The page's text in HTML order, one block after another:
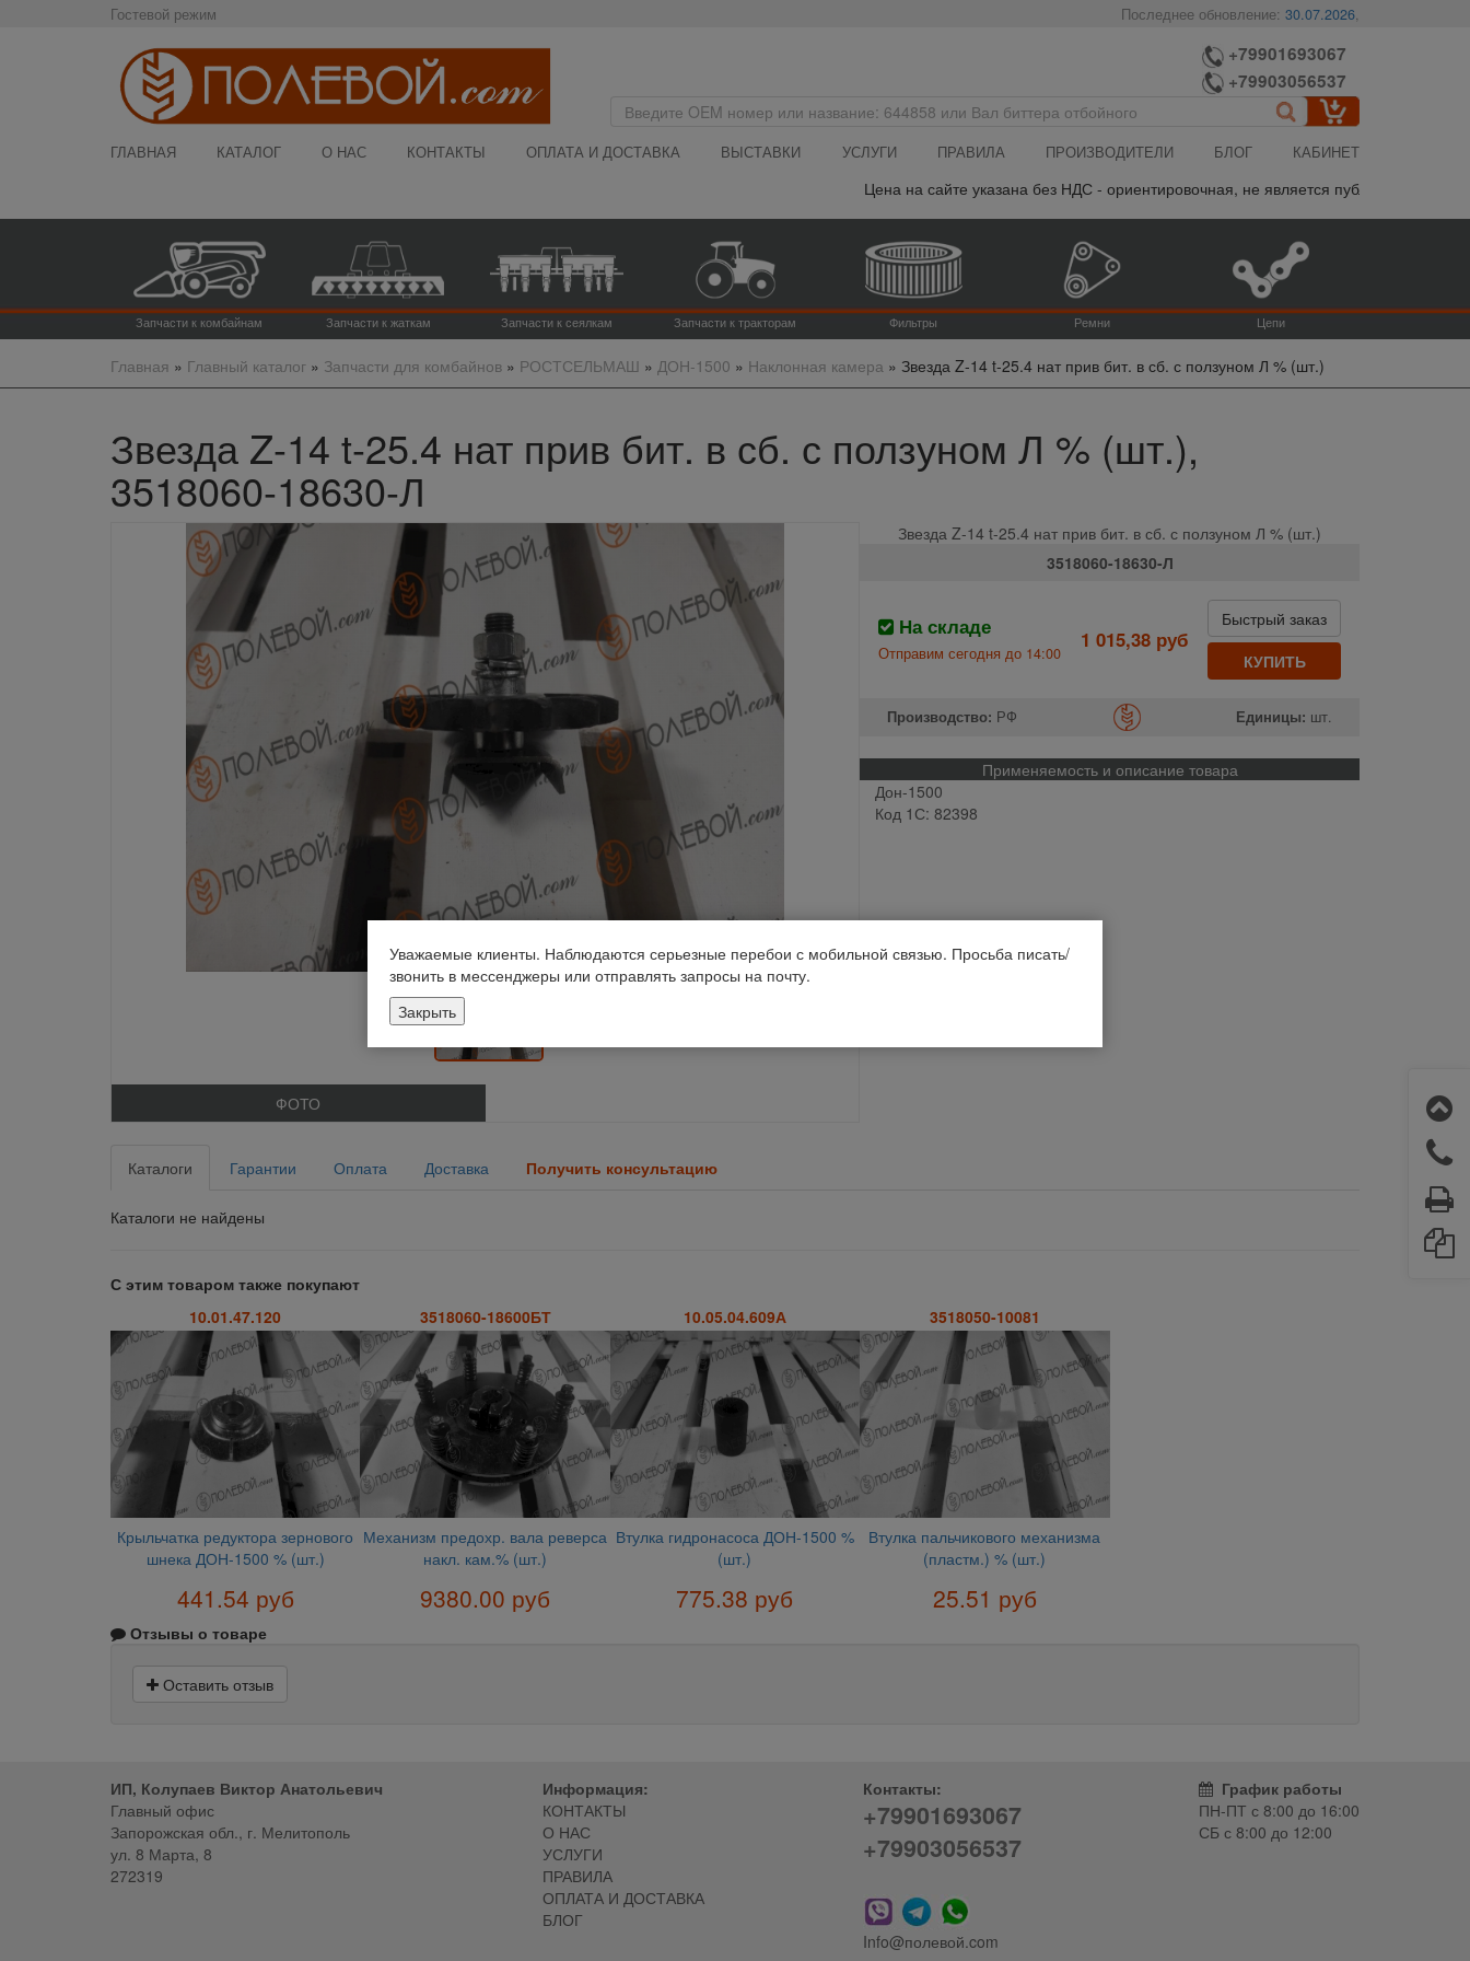
Гостевой режим Последнее обновление:30.07.2026,
+79901693067
+79903056537
ГЛАВНАЯ КАТАЛОГ О НАС КОНТАКТЫ ОПЛАТА И ДОСТАВКА ВЫСТАВКИ УСЛУГИ ПРАВИЛА ПРОИЗВОДИТЕЛИ БЛОГ КАБИНЕТ
Цена на сайте указана без НДС - ориентировочная, не является публичной офертой,
Запчасти к комбайнам Запчасти к жаткам Запчасти к сеялкам Запчасти к тракторам Фильтры Ремни Цепи
Главная » Главный каталог» Запчасти для комбайнов» РОСТСЕЛЬМАШ » ДОН-1500 » Наклонная камера» Звезда Z-14 t-25.4 нат прив бит. в сб. с ползуном Л % (шт.)
Звезда Z-14 t-25.4 нат прив бит. в сб. с ползуном Л % (шт.),
3518060-18630-Л
ФОТО
Звезда Z-14 t-25.4 нат прив бит. в сб. с ползуном Л % (шт.)
3518060-18630-Л
На складе
Отправим сегодня до 14:00
1 015,38 руб
Быстрый заказ
КУПИТЬ
Производство: РФ Единицы: шт.
Применяемость и описание товара
Дон-1500
Код 1С: 82398
Каталоги Гарантии Оплата Доставка Получить консультацию
Каталоги не найдены
С этим товаром также покупают
10.01.47.120
Крыльчатка редуктора зернового
шнека ДОН-1500 % (шт.)
441.54 руб
3518060-18600БТ
Механизм предохр. вала реверса
накл. кам.% (шт.)
9380.00 руб
10.05.04.609А
Втулка гидронасоса ДОН-1500 %
(шт.)
775.38 руб
3518050-10081
Втулка пальчикового механизма
(пластм.) % (шт.)
25.51 руб
Отзывы о товаре
Оставить отзыв
ИП, Колупаев Виктор Анатольевич
Главный офис
Запорожская обл., г. Мелитополь
ул. 8 Марта, 8
272319
Информация:
КОНТАКТЫ
О НАС
УСЛУГИ
ПРАВИЛА
ОПЛАТА И ДОСТАВКА
БЛОГ
Контакты:
+79901693067
+79903056537
Info@полевой.com
График работы
ПН-ПТ с8:00 до 16:00
СБ с8:00 до 12:00
Уважаемые клиенты. Наблюдаются серьезные перебои с мобильной связью. Просьба писать/
звонить в мессенджеры или отправлять запросы на почту.
Закрыть